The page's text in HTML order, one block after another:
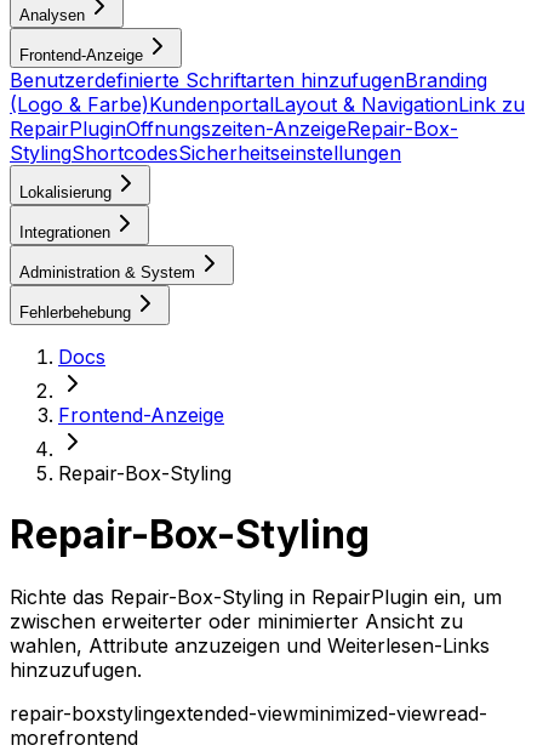
Analysen
Frontend-Anzeige
Benutzerdefinierte Schriftarten hinzufugenBranding
(Logo & Farbe)KundenportalLayout & NavigationLink zu
RepairPluginOffnungszeiten-AnzeigeRepair-Box-
StylingShortcodesSicherheitseinstellungen
Lokalisierung
Integrationen
Administration & System
Fehlerbehebung
Docs
Frontend-Anzeige
Repair-Box-Styling
Repair-Box-Styling
Richte das Repair-Box-Styling in RepairPlugin ein, um
zwischen erweiterter oder minimierter Ansicht zu
wahlen, Attribute anzuzeigen und Weiterlesen-Links
hinzuzufugen.
repair-boxstylingextended-viewminimized-viewread-
morefrontend